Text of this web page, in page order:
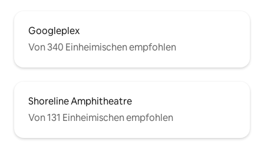
Googleplex
Von 340 Einheimischen empfohlen
Shoreline Amphitheatre
Von 131 Einheimischen empfohlen